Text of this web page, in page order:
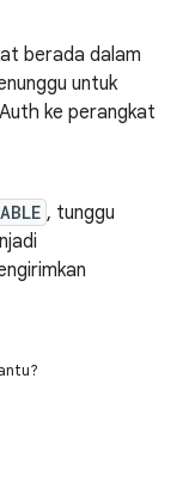
berada dalam
untuk
ke perangkat
, tunggu